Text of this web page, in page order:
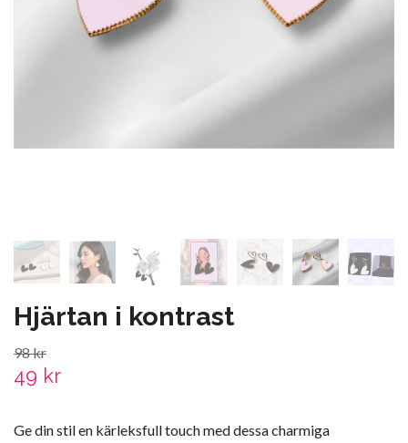
Hjärtan i kontrast
98 kr
49 kr
Ge din stil en kärleksfull touch med dessa charmiga